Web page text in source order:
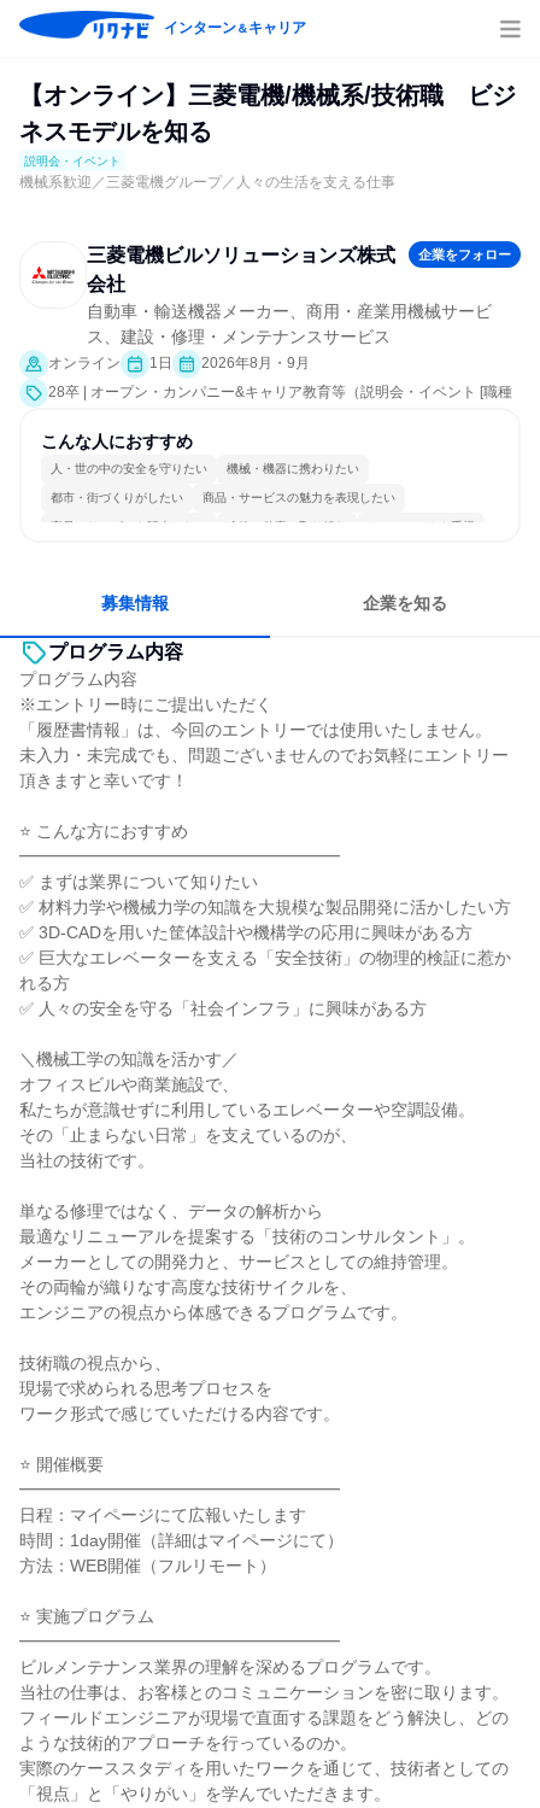
インターン＆キャリア
【オンライン】三菱電機/機械系/技術職 ビジ
ネスモデルを知る
説明会・イベント
機械系歓迎／三菱電機グループ／人々の生活を支える仕事
三菱電機ビルソリューションズ株式
会社
企業をフォロー
自動車・輸送機器メーカー、商用・産業用機械サービ
ス、建設・修理・メンテナンスサービス
オンライン 1日
2026年8月・9月
28卒 | オープン・カンパニー&キャリア教育等（説明会・イベント [職種
こんな人におすすめ
人・世の中の安全を守りたい 機械・機器に携わりたい
都市・街づくりがしたい 商品・サービスの魅力を表現したい
商品・サービスを販売したい 冷静に仕事に取り組む チームワークを重視
募集情報 企業を知る
プログラム内容
プログラム内容
※エントリー時にご提出いただく
「履歴書情報」は、今回のエントリーでは使用いたしません。
未入力・未完成でも、問題ございませんのでお気軽にエントリー
頂きますと幸いです！
⭐ こんな方におすすめ
━━━━━━━━━━━━━━━━━━━
✅ まずは業界について知りたい
✅ 材料力学や機械力学の知識を大規模な製品開発に活かしたい方
✅ 3D-CADを用いた筐体設計や機構学の応用に興味がある方
✅ 巨大なエレベーターを支える「安全技術」の物理的検証に惹か
れる方
✅ 人々の安全を守る「社会インフラ」に興味がある方
＼機械工学の知識を活かす／
オフィスビルや商業施設で、
私たちが意識せずに利用しているエレベーターや空調設備。
その「止まらない日常」を支えているのが、
当社の技術です。
単なる修理ではなく、データの解析から
最適なリニューアルを提案する「技術のコンサルタント」。
メーカーとしての開発力と、サービスとしての維持管理。
その両輪が織りなす高度な技術サイクルを、
エンジニアの視点から体感できるプログラムです。
技術職の視点から、
現場で求められる思考プロセスを
ワーク形式で感じていただける内容です。
⭐ 開催概要
━━━━━━━━━━━━━━━━━━━
日程：マイページにて広報いたします
時間：1day開催（詳細はマイページにて）
方法：WEB開催（フルリモート）
⭐ 実施プログラム
━━━━━━━━━━━━━━━━━━━
ビルメンテナンス業界の理解を深めるプログラムです。
当社の仕事は、お客様とのコミュニケーションを密に取ります。
フィールドエンジニアが現場で直面する課題をどう解決し、どの
ような技術的アプローチを行っているのか。
実際のケーススタディを用いたワークを通じて、技術者としての
「視点」と「やりがい」を学んでいただきます。